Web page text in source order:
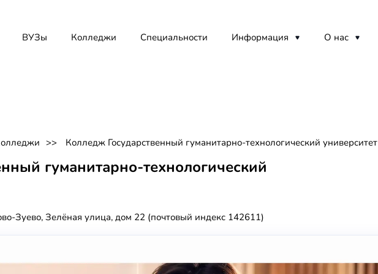
ВУЗы Колледжи Специальности Информация О нас
Колледж Государственный гуманитарно-технологический университет
гуманитарно-технологический
Зуево, Зелёная улица, дом 22 (почтовый индекс 142611)